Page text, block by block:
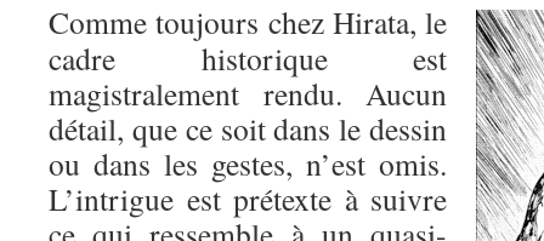
Comme toujours chez Hirata, le
cadre historique est
magistralement rendu. Aucun
détail, que ce soit dans le dessin
ou dans les gestes, n’est omis.
L’intrigue est prétexte à suivre